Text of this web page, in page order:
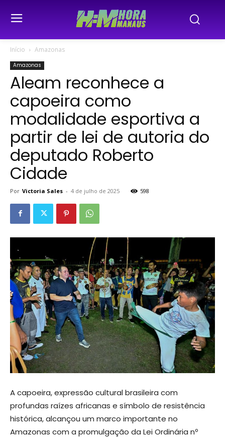
Início Amazonas
Amazonas
Aleam reconhece a
capoeira como
modalidade esportiva a
partir de lei de autoria do
deputado Roberto
Cidade
Por Victoria Sales - 4 de julho de 2025 598
A capoeira, expressão cultural brasileira com
profundas raízes africanas e símbolo de resistência
histórica, alcançou um marco importante no
Amazonas com a promulgação da Lei Ordinária nº